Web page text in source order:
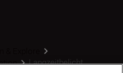
Langzeitbelicht...